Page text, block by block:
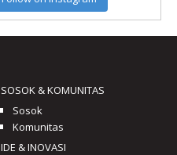
SOSOK & KOMUNITAS
Sosok
Komunitas
IDE & INOVASI